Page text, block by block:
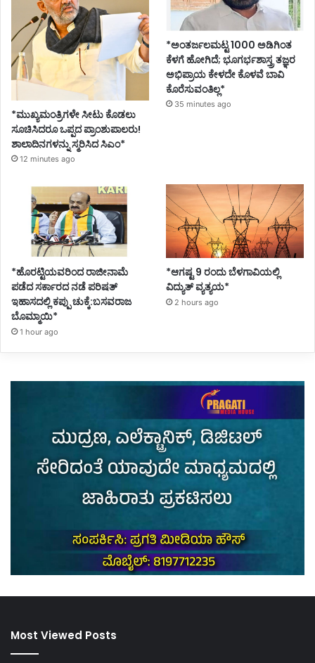
*ಮುಖ್ಯಮಂತ್ರಿಗಳೇ ಸೀಟು ಕೊಡಲು
ಸೂಚಿಸಿದರೂ ಒಪ್ಪದ ಪ್ರಾಂಶುಪಾಲರು!
ಶಾಲಾದಿನಗಳನ್ನು ಸ್ಮರಿಸಿದ ಸಿಎಂ*
12 minutes ago
*ಅಂತರ್ಜಲಮಟ್ಟ 1000 ಅಡಿಗಿಂತ
ಕೆಳಗೆ ಹೋಗಿದೆ; ಭೂಗರ್ಭಶಾಸ್ತ್ರ ತಜ್ಞರ
ಅಭಿಪ್ರಾಯ ಕೇಳದೇ ಕೊಳವೆ ಬಾವಿ
ಕೊರೆಸುವಂತಿಲ್ಲ*
35 minutes ago
*ಹೊರಟ್ಟಿಯವರಿಂದ ರಾಜೀನಾಮೆ
ಪಡೆದ ಸರ್ಕಾರದ ನಡೆ ಪರಿಷತ್
ಇಹಾಸದಲ್ಲಿ ಕಪ್ಪು ಚುಕ್ಕೆ:ಬಸವರಾಜ
ಬೊಮ್ಮಾಯಿ*
1 hour ago
*ಆಗಷ್ಟ 9 ರಂದು ಬೆಳಗಾವಿಯಲ್ಲಿ
ವಿದ್ಯುತ್ ವ್ಯತ್ಯಯ*
2 hours ago
Most Viewed Posts